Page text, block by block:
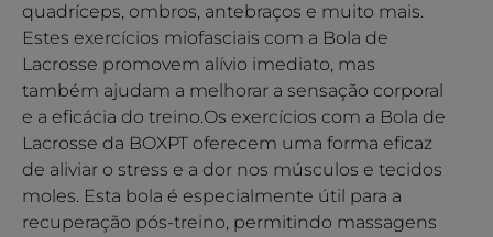
quadríceps, ombros, antebraços e muito mais.
Estes exercícios miofasciais com a Bola de
Lacrosse promovem alívio imediato, mas
também ajudam a melhorar a sensação corporal
e a eficácia do treino.Os exercícios com a Bola de
Lacrosse da BOXPT oferecem uma forma eficaz
de aliviar o stress e a dor nos músculos e tecidos
moles. Esta bola é especialmente útil para a
recuperação pós-treino, permitindo massagens